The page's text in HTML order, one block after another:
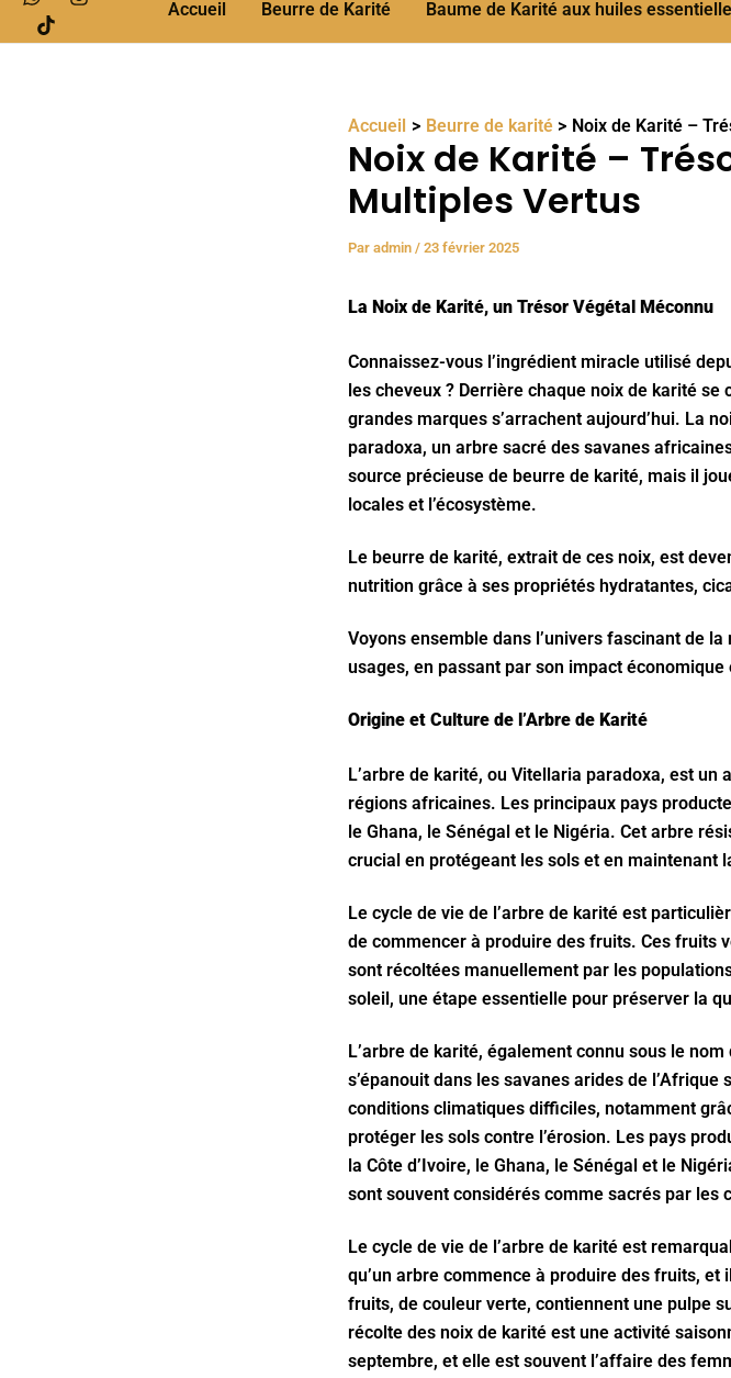
Accueil Beurre de Karité Baume de Karité aux huiles
Accueil Beurre de karité Noix de Karité –
Noix de Karité –
Multiples Vertus
Par admin / 23 février 2025
La Noix de Karité, un Trésor Végétal Méconnu
Connaissez-vous l’ingrédient miracle utilisé
les cheveux ? Derrière chaque noix de karité
grandes marques s’arrachent aujourd’hui. La
paradoxa, un arbre sacré des savanes
source précieuse de beurre de karité, mais il
locales et l’écosystème.
Le beurre de karité, extrait de ces noix, est
nutrition grâce à ses propriétés hydratantes,
Voyons ensemble dans l’univers fascinant de
usages, en passant par son impact économique
Origine et Culture de l’Arbre de Karité
L’arbre de karité, ou Vitellaria paradoxa, est
régions africaines. Les principaux pays
le Ghana, le Sénégal et le Nigéria. Cet arbre
crucial en protégeant les sols et en maintenant
Le cycle de vie de l’arbre de karité est
de commencer à produire des fruits. Ces fruits
sont récoltées manuellement par les
soleil, une étape essentielle pour préserver la
L’arbre de karité, également connu sous le
s’épanouit dans les savanes arides de
conditions climatiques difficiles, notamment
protéger les sols contre l’érosion. Les pays
la Côte d’Ivoire, le Ghana, le Sénégal et le
sont souvent considérés comme sacrés par les
Le cycle de vie de l’arbre de karité est
qu’un arbre commence à produire des fruits,
fruits, de couleur verte, contiennent une pulpe
récolte des noix de karité est une activité
septembre, et elle est souvent l’affaire des